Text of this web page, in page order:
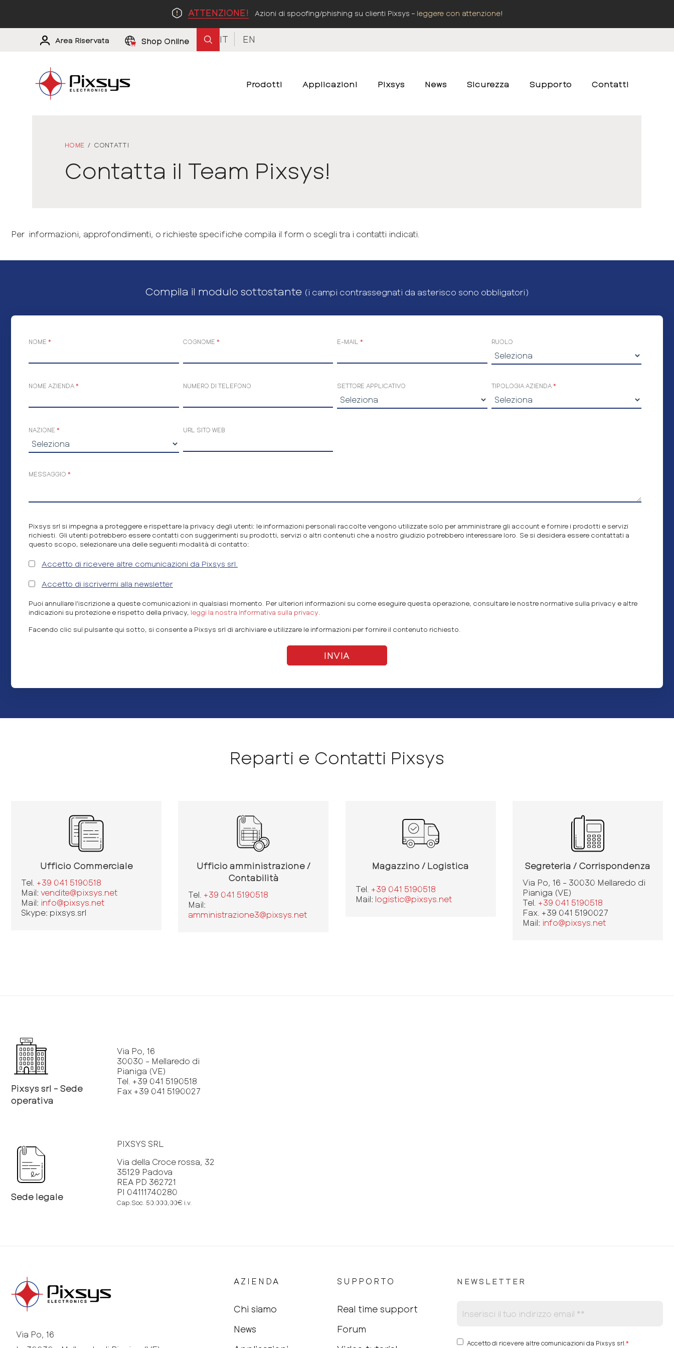
ATTENZIONE! Azioni di spoofing/phishing su clienti Pixsys – leggere con attenzione!
Area Riservata Shop Online IT EN
Prodotti Applicazioni Pixsys News Sicurezza Supporto Contatti
HOME / CONTATTI
Contatta il Team Pixsys!
Per informazioni, approfondimenti, o richieste specifiche compila il form o scegli tra i contatti indicati.
Compila il modulo sottostante (i campi contrassegnati da asterisco sono obbligatori)
NOME * COGNOME * E-MAIL * RUOLO
NOME AZIENDA * NUMERO DI TELEFONO SETTORE APPLICATIVO TIPOLOGIA AZIENDA *
NAZIONE * URL SITO WEB
MESSAGGIO *
Pixsys srl si impegna a proteggere e rispettare la privacy degli utenti: le informazioni personali raccolte vengono utilizzate solo per amministrare gli account e fornire i prodotti e servizi
richiesti. Gli utenti potrebbero essere contatti con suggerimenti su prodotti, servizi o altri contenuti che a nostro giudizio potrebbero interessare loro. Se si desidera essere contattati a
questo scopo, selezionare una delle seguenti modalità di contatto:
Accetto di ricevere altre comunicazioni da Pixsys srl.
Accetto di iscrivermi alla newsletter
Puoi annullare l'iscrizione a queste comunicazioni in qualsiasi momento. Per ulteriori informazioni su come eseguire questa operazione, consultare le nostre normative sulla privacy e altre
indicazioni su protezione e rispetto della privacy, leggi la nostra Informativa sulla privacy.
Facendo clic sul pulsante qui sotto, si consente a Pixsys srl di archiviare e utilizzare le informazioni per fornire il contenuto richiesto.
Reparti e Contatti Pixsys
Ufficio Commerciale
Tel. +39 041 5190518
Mail: vendite@pixsys.net
Mail: info@pixsys.net
Skype: pixsys.srl
Ufficio amministrazione /
Contabilità
Tel. +39 041 5190518
Mail:
amministrazione3@pixsys.net
Magazzino / Logistica
Tel. +39 041 5190518
Mail: logistic@pixsys.net
Segreteria / Corrispondenza
Via Po, 16 - 30030 Mellaredo di
Pianiga (VE)
Tel. +39 041 5190518
Fax. +39 041 5190027
Mail: info@pixsys.net
Pixsys srl - Sede
operativa
Via Po, 16
30030 - Mellaredo di
Pianiga (VE)
Tel. +39 041 5190518
Fax +39 041 5190027
Sede legale
PIXSYS SRL
Via della Croce rossa, 32
35129 Padova
REA PD 362721
PI 04111740280
Cap.Soc. 50.000,00€ i.v.
Via Po, 16
AZIENDA
Chi siamo
News
SUPPORTO
Real time support
Forum
NEWSLETTER
Accetto di ricevere altre comunicazioni da Pixsys srl. *